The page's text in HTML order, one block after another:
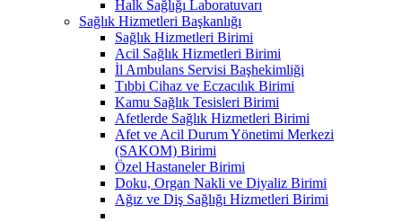
Halk Sağlığı Laboratuvarı
Sağlık Hizmetleri Başkanlığı
Sağlık Hizmetleri Birimi
Acil Sağlık Hizmetleri Birimi
İl Ambulans Servisi Başhekimliği
Tıbbi Cihaz ve Eczacılık Birimi
Kamu Sağlık Tesisleri Birimi
Afetlerde Sağlık Hizmetleri Birimi
Afet ve Acil Durum Yönetimi Merkezi
(SAKOM) Birimi
Özel Hastaneler Birimi
Doku, Organ Nakli ve Diyaliz Birimi
Ağız ve Diş Sağlığı Hizmetleri Birimi